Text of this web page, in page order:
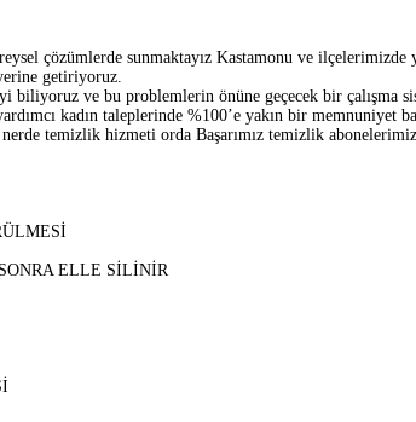
çözümlerde sunmaktayız Kastamonu ve ilçelerimizde
getiriyoruz.
ve bu problemlerin önüne geçecek bir çalışma
kadın taleplerinde %100’e yakın bir memnuniyet
temizlik hizmeti orda Başarımız temizlik
ELLE SİLİNİR